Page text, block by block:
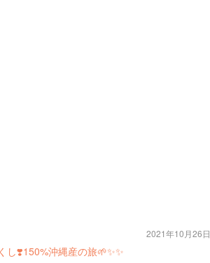
し❣️150%沖縄産の旅🌱✨✨
2021年10月26日